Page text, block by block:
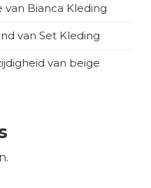
van Bianca Kleding
van Set Kleding
van beige